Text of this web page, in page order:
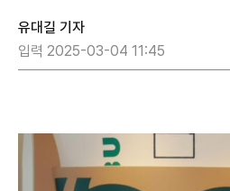
유대길 기자
입력 2025-03-04 11:45